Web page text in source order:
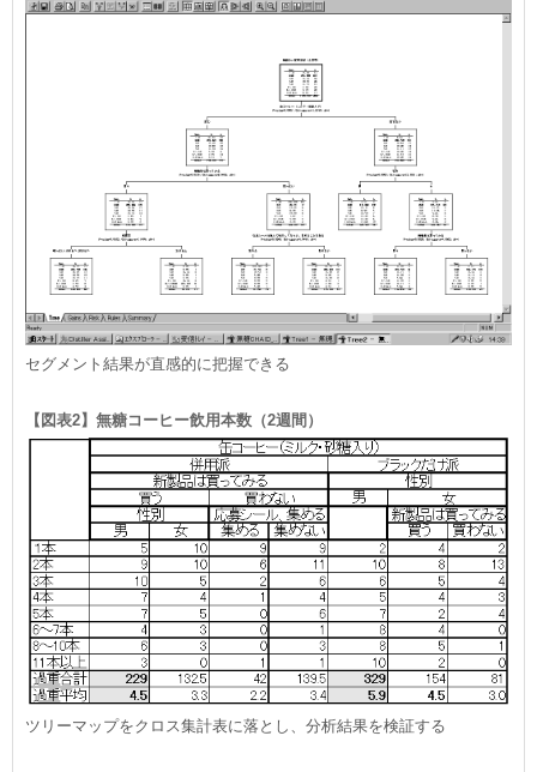
セグメント結果が直感的に把握できる
【図表2】無糖コーヒー飲用本数（2週間）
ツリーマップをクロス集計表に落とし、分析結果を検証する